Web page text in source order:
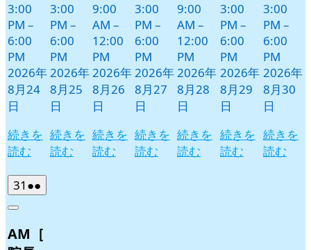
3:00
PM –
6:00
PM
2026年
8月24
日
続きを
読む
3:00
PM –
6:00
PM
2026年
8月25
日
続きを
読む
9:00
AM –
12:00
PM
2026年
8月26
日
続きを
読む
3:00
PM –
6:00
PM
2026年
8月27
日
続きを
読む
9:00
AM –
12:00
PM
2026年
8月28
日
続きを
読む
3:00
PM –
6:00
PM
2026年
8月29
日
続きを
読む
3:00
PM –
6:00
PM
2026年
8月30
日
続きを
読む
31 2026
年
月
●●
件
イ
Close
AM［